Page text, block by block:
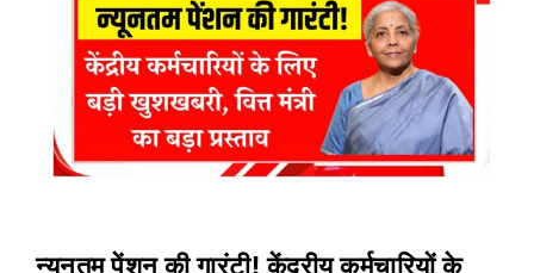
न्यूनतम पेंशन की गारंटी! केंद्रीय कर्मचारियों के